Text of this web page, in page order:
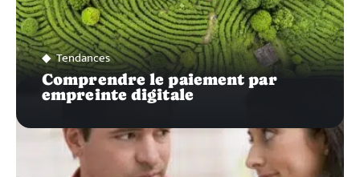
Tendances
Comprendre le paiement par
empreinte digitale